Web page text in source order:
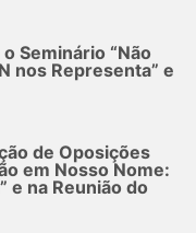
Seminário “Não
nos Representa” e
de Oposições
em Nosso Nome:
e na Reunião do